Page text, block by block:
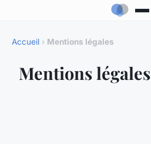
Accueil › Mentions légales
Mentions légales